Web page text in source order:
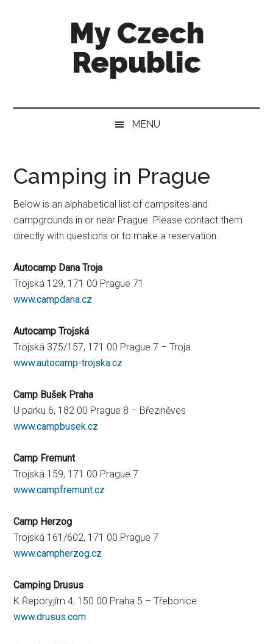
My Czech
Republic
MENU
Camping in Prague
Below is an alphabetical list of campsites and
campgrounds in or near Prague. Please contact them
directly with questions or to make a reservation.
Autocamp Dana Troja
Trojská 129, 171 00 Prague 71
www.campdana.cz
Autocamp Trojská
Trojská 375/157, 171 00 Prague 7 – Troja
www.autocamp-trojska.cz
Camp Bušek Praha
U parku 6, 182 00 Prague 8 – Březiněves
www.campbusek.cz
Camp Fremunt
Trojská 159, 171 00 Prague 7
www.campfremunt.cz
Camp Herzog
Trojská 161/602, 171 00 Prague 7
www.campherzog.cz
Camping Drusus
K Řeporyjím 4, 150 00 Praha 5 – Třebonice
www.drusus.com